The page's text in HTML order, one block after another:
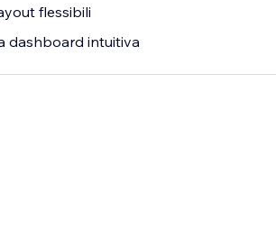
flessibili
dashboard intuitiva